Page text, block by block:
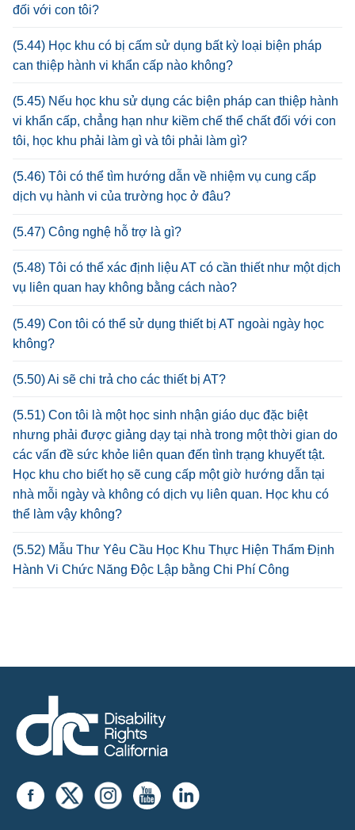
đối với con tôi?
(5.44) Học khu có bị cấm sử dụng bất kỳ loại biện pháp
can thiệp hành vi khẩn cấp nào không?
(5.45) Nếu học khu sử dụng các biện pháp can thiệp hành
vi khẩn cấp, chẳng hạn như kiềm chế thể chất đối với con
tôi, học khu phải làm gì và tôi phải làm gì?
(5.46) Tôi có thể tìm hướng dẫn về nhiệm vụ cung cấp
dịch vụ hành vi của trường học ở đâu?
(5.47) Công nghệ hỗ trợ là gì?
(5.48) Tôi có thể xác định liệu AT có cần thiết như một dịch
vụ liên quan hay không bằng cách nào?
(5.49) Con tôi có thể sử dụng thiết bị AT ngoài ngày học
không?
(5.50) Ai sẽ chi trả cho các thiết bị AT?
(5.51) Con tôi là một học sinh nhận giáo dục đặc biệt
nhưng phải được giảng dạy tại nhà trong một thời gian do
các vấn đề sức khỏe liên quan đến tình trạng khuyết tật.
Học khu cho biết họ sẽ cung cấp một giờ hướng dẫn tại
nhà mỗi ngày và không có dịch vụ liên quan. Học khu có
thể làm vậy không?
(5.52) Mẫu Thư Yêu Cầu Học Khu Thực Hiện Thẩm Định
Hành Vi Chức Năng Độc Lập bằng Chi Phí Công